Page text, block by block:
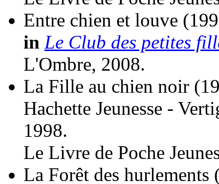
Entre chien et louve
in Le Club des petites
L'Ombre, 2008.
La Fille au chien noir
Hachette Jeunesse -
1998.
Le Livre de Poche
La Forêt des hurlements